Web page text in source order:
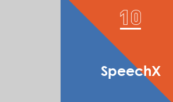
SpeechX